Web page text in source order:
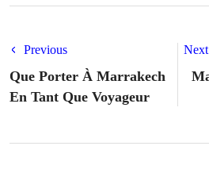
Previous
Que Porter À Marrakech
En Tant Que Voyageur
Next